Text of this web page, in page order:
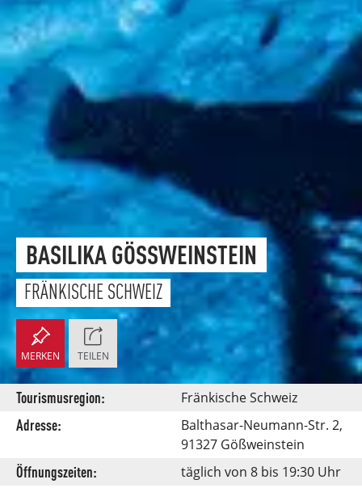
BASILIKA GÖSSWEINSTEIN
FRÄNKISCHE SCHWEIZ
MERKEN TEILEN
Tourismusregion: Fränkische Schweiz
Adresse:
Balthasar-Neumann-Str. 2,
91327 Gößweinstein
Öffnungszeiten: täglich von 8 bis 19:30 Uhr